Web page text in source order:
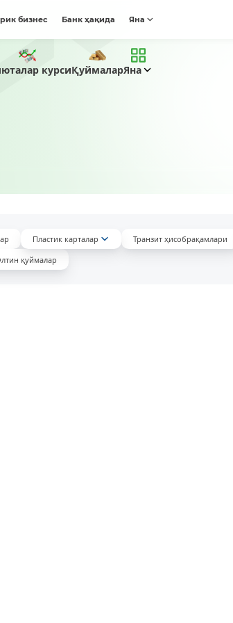
бизнес Банк ҳақида Яна
курсиҚуймаларЯна
Пластик карталар Транзит ҳисобрақамлари
қуймалар